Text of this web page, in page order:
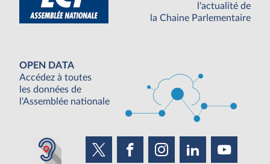
l'actualité de
la Chaine Parlementaire
OPEN DATA
Accédez à toutes
les données de
l'Assemblée nationale